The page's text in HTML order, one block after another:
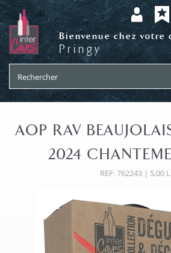
Bienvenue chez votre
Pringy
AOP RAV
2024
REF: 762243 | 5,00 L